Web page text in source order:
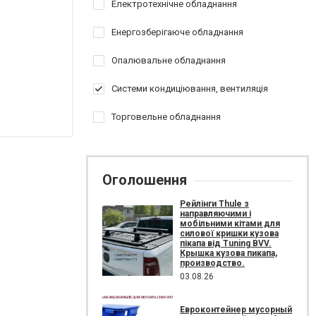
Електротехнічне обладнання
Енергозберігаюче обладнання
Опалювальне обладнання
Системи кондиціювання, вентиляція
Торговельне обладнання
Оголошення
Рейлінги Thule з
направляючими і
мобільними кітами для
силової кришки кузова
пікапа від Tuning BVV.
Крышка кузова пикапа,
производство.
03.08.26
Евроконтейнер мусорный